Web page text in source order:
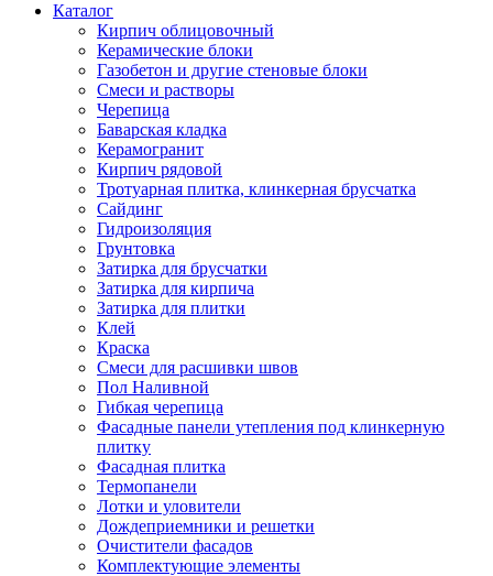
Каталог
Кирпич облицовочный
Керамические блоки
Газобетон и другие стеновые блоки
Смеси и растворы
Черепица
Баварская кладка
Керамогранит
Кирпич рядовой
Тротуарная плитка, клинкерная брусчатка
Сайдинг
Гидроизоляция
Грунтовка
Затирка для брусчатки
Затирка для кирпича
Затирка для плитки
Клей
Краска
Смеси для расшивки швов
Пол Наливной
Гибкая черепица
Фасадные панели утепления под клинкерную
плитку
Фасадная плитка
Термопанели
Лотки и уловители
Дождеприемники и решетки
Очистители фасадов
Комплектующие элементы